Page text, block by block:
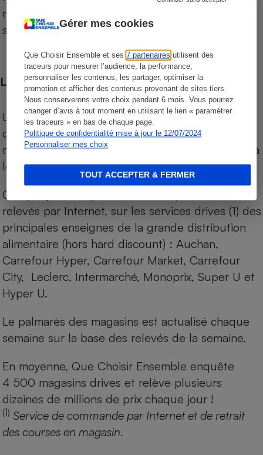
Gérer mes cookies
Que Choisir Ensemble et ses7 partenaires utilisent des
traceurs pour mesurer l’audience, la performance,
personnaliser les contenus, les partager, optimiser la
promotion et afficher des contenus provenant de sites tiers.
Nous conserverons votre choix pendant 6 mois. Vous pourrez
changer d’avis à tout moment en utilisant le lien « paramétrer
les traceurs » en bas de chaque page.
Politique de confidentialité mise à jour le 12/07/2024
Personnaliser mes choix
TOUT ACCEPTER & FERMER
niveau de prix des supermarchés, géolocalisés
sur le territoire français.
Les comparaisons de prix
Les comparaisons sont réalisées sur l’ensemble
des produits des magasins. Les produits de
marques de distributeurs (MDD) sont comparés à
leurs équivalents chez leurs concurrents.
Chaque jour, les prix de tous les produits sont
relevés par Internet, sur les services drives (1) des
principales enseignes de la grande distribution
alimentaire (hors hard discount) : Auchan,
Carrefour Hyper, Carrefour Market, Carrefour
City, Leclerc, Intermarché, Monoprix, Super U et
Hyper U.
Le palmarès des magasins est actualisé chaque
semaine sur la base des relevés de la semaine.
En moyenne, Que Choisir Ensemble enquête
4 500 magasins drives et relève plusieurs
dizaines de millions de prix chaque jour !
(1) Service de commande par Internet et de retrait
des courses en magasin.